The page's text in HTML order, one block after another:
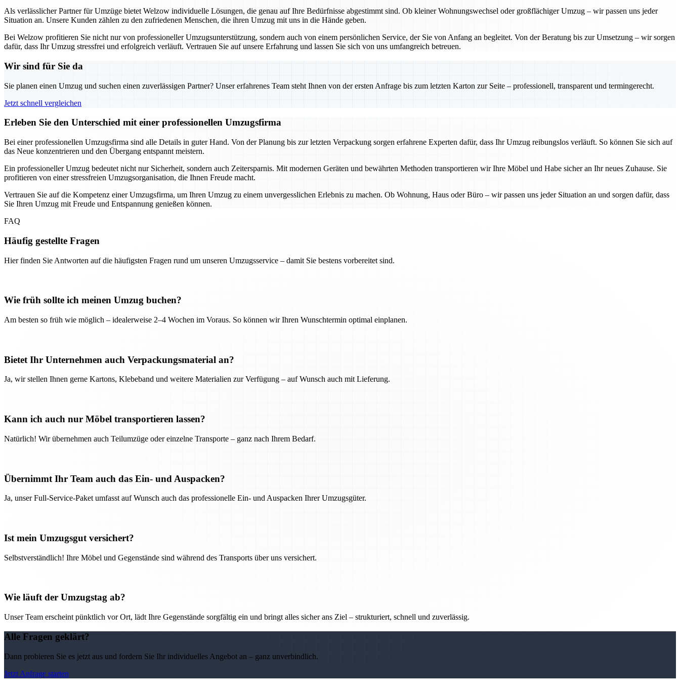
Als verlässlicher Partner für Umzüge bietet Welzow individuelle Lösungen, die genau auf Ihre Bedürfnisse abgestimmt sind. Ob kleiner Wohnungswechsel oder großflächiger Umzug – wir passen uns jeder
Situation an. Unsere Kunden zählen zu den zufriedenen Menschen, die ihren Umzug mit uns in die Hände geben.
Bei Welzow profitieren Sie nicht nur von professioneller Umzugsunterstützung, sondern auch von einem persönlichen Service, der Sie von Anfang an begleitet. Von der Beratung bis zur Umsetzung – wir sorgen
dafür, dass Ihr Umzug stressfrei und erfolgreich verläuft. Vertrauen Sie auf unsere Erfahrung und lassen Sie sich von uns umfangreich betreuen.
Wir sind für Sie da
Sie planen einen Umzug und suchen einen zuverlässigen Partner? Unser erfahrenes Team steht Ihnen von der ersten Anfrage bis zum letzten Karton zur Seite – professionell, transparent und termingerecht.
Jetzt schnell vergleichen
Erleben Sie den Unterschied mit einer professionellen Umzugsfirma
Bei einer professionellen Umzugsfirma sind alle Details in guter Hand. Von der Planung bis zur letzten Verpackung sorgen erfahrene Experten dafür, dass Ihr Umzug reibungslos verläuft. So können Sie sich auf
das Neue konzentrieren und den Übergang entspannt meistern.
Ein professioneller Umzug bedeutet nicht nur Sicherheit, sondern auch Zeitersparnis. Mit modernen Geräten und bewährten Methoden transportieren wir Ihre Möbel und Habe sicher an Ihr neues Zuhause. Sie
profitieren von einer stressfreien Umzugsorganisation, die Ihnen Freude macht.
Vertrauen Sie auf die Kompetenz einer Umzugsfirma, um Ihren Umzug zu einem unvergesslichen Erlebnis zu machen. Ob Wohnung, Haus oder Büro – wir passen uns jeder Situation an und sorgen dafür, dass
Sie Ihren Umzug mit Freude und Entspannung genießen können.
FAQ
Häufig gestellte Fragen
Hier finden Sie Antworten auf die häufigsten Fragen rund um unseren Umzugsservice – damit Sie bestens vorbereitet sind.
Wie früh sollte ich meinen Umzug buchen?
Am besten so früh wie möglich – idealerweise 2–4 Wochen im Voraus. So können wir Ihren Wunschtermin optimal einplanen.
Bietet Ihr Unternehmen auch Verpackungsmaterial an?
Ja, wir stellen Ihnen gerne Kartons, Klebeband und weitere Materialien zur Verfügung – auf Wunsch auch mit Lieferung.
Kann ich auch nur Möbel transportieren lassen?
Natürlich! Wir übernehmen auch Teilumzüge oder einzelne Transporte – ganz nach Ihrem Bedarf.
Übernimmt Ihr Team auch das Ein- und Auspacken?
Ja, unser Full-Service-Paket umfasst auf Wunsch auch das professionelle Ein- und Auspacken Ihrer Umzugsgüter.
Ist mein Umzugsgut versichert?
Selbstverständlich! Ihre Möbel und Gegenstände sind während des Transports über uns versichert.
Wie läuft der Umzugstag ab?
Unser Team erscheint pünktlich vor Ort, lädt Ihre Gegenstände sorgfältig ein und bringt alles sicher ans Ziel – strukturiert, schnell und zuverlässig.
Alle Fragen geklärt?
Dann probieren Sie es jetzt aus und fordern Sie Ihr individuelles Angebot an – ganz unverbindlich.
Jetzt Anfrage starten